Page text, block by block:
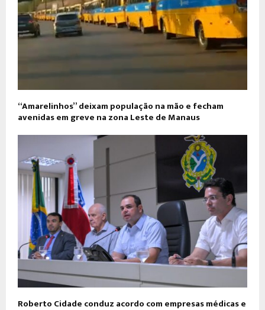
“Amarelinhos” deixam população na mão e fecham
avenidas em greve na zona Leste de Manaus
Roberto Cidade conduz acordo com empresas médicas e